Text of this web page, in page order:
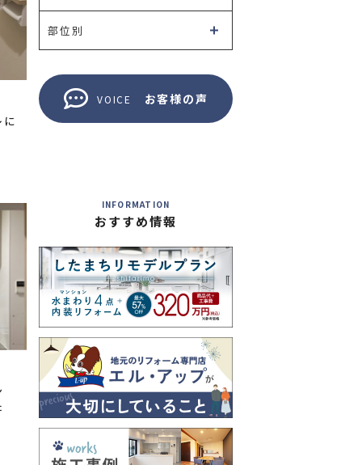
に
部位別
VOICE お客様の声
INFORMATION
おすすめ情報